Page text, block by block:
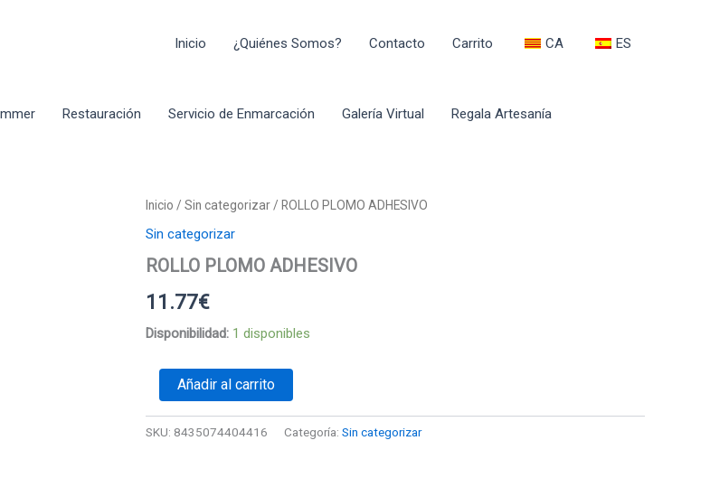
Inicio ¿Quiénes Somos? Contacto Carrito CA ES
Restauración Servicio de Enmarcación Galería Virtual Regala Artesanía
Inicio / Sin categorizar / ROLLO PLOMO ADHESIVO
Sin categorizar
ROLLO PLOMO ADHESIVO
11.77€
Disponibilidad: 1 disponibles
ROLLO
PLOMO
ADHESIVO
cantidad
Añadir al carrito
SKU: 8435074404416 Categoría: Sin categorizar